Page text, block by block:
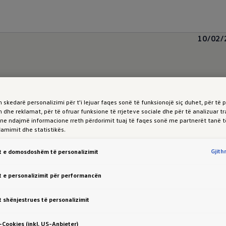
10/02/
Sportive Premium Coupe e cila
e hapësirës së gjerë.
pajisjet e nivelit më të lartë të teknologjisë,
skedarë personalizimi për t'i lejuar faqes sonë të funksionojë siç duhet, për të
dhe reklamat, për të ofruar funksione të rrjeteve sociale dhe për të analizuar
ndajmë informacione rreth përdorimit tuaj të faqes sonë me partnerët tanë
dhe statistikës.
e domosdoshëm të personalizimit
e personalizimit për performancën
shënjestrues të personalizimit
(inkl. US-Anbieter)